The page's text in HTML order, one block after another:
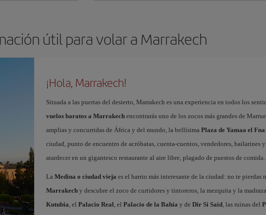
útil para volar a Marrakech
¡Hola, Marrakech!
Situada a las puertas del desierto, Marrakech es una experiencia en todos los
vuelos baratos a Marrakechencontrarás uno de los zocos más grandes de
amplias y concurridas de África y del mundo, la bellísima Plaza de Yamaa el Fna
ciudad, punto de encuentro de acróbatas, cuenta-cuentos, vendedores, bailarines
atardecer en un gigantesco restaurante al aire libre, plagado de puestos de comida.
La Medina o ciudad vieja es el barrio más interesante de la ciudad: no te pierdas
Marrakechy descubre el zoco de curtidores y tintoreros, la mezquita y la
Kutubia, el Palacio Real, el Palacio de la Bahía y de Dir Si Said, las ruinas del